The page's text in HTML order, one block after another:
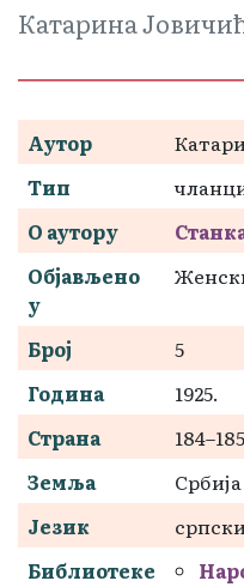
Катарина
Аутор
Тип
О аутору
Објављено
у
Број
5
Година
1925.
Страна
184–185
Земља
Србија
Језик
Библиотеке